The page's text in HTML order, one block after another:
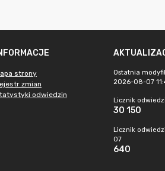
strony
zmian
odwiedzin
Ostatnia
2026-08-07
Licznik
30 150
Licznik
07
640